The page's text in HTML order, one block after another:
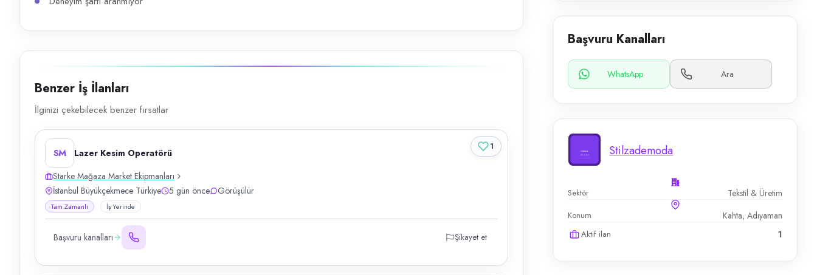
Başvuru Kanalları
WhatsApp Ara
Stilzademoda
Sektör Tekstil & Üretim
Konum Kahta, Adıyaman
Aktif ilan 1
Benzer İş İlanları
İlginizi çekebilecek benzer fırsatlar
SM
Lazer Kesim Operatörü
Starke Mağaza Market Ekipmanları
İstanbul Büyükçekmece Türkiye
5 gün önce Görüşülür
Tam Zamanlı İş Yerinde
Başvuru kanalları Şikayet et
1